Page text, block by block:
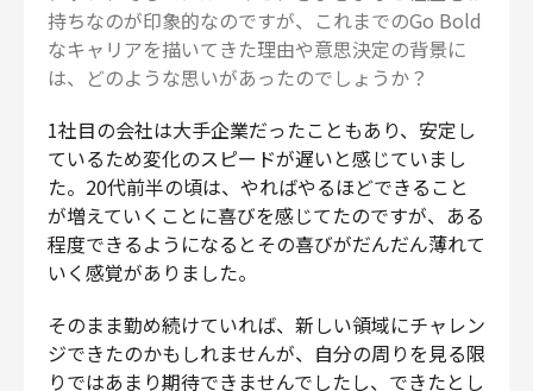
持ちなのが印象的なのですが、これまでのGo Bold
なキャリアを描いてきた理由や意思決定の背景に
は、どのような思いがあったのでしょうか？
1社目の会社は大手企業だったこともあり、安定し
ているため変化のスピードが遅いと感じていまし
た。20代前半の頃は、やればやるほどできること
が増えていくことに喜びを感じてたのですが、ある
程度できるようになるとその喜びがだんだん薄れて
いく感覚がありました。
そのまま勤め続けていれば、新しい領域にチャレン
ジできたのかもしれませんが、自分の周りを見る限
りではあまり期待できませんでしたし、できたとし